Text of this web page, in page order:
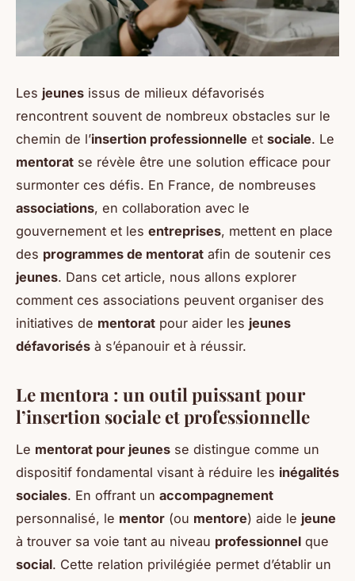
Les jeunes issus de milieux défavorisés
rencontrent souvent de nombreux obstacles sur le
chemin de l’insertion professionnelle et sociale. Le
mentorat se révèle être une solution efficace pour
surmonter ces défis. En France, de nombreuses
associations, en collaboration avec le
gouvernement et les entreprises, mettent en place
des programmes de mentorat afin de soutenir ces
jeunes. Dans cet article, nous allons explorer
comment ces associations peuvent organiser des
initiatives de mentorat pour aider les jeunes
défavorisés à s’épanouir et à réussir.
Le mentora : un outil puissant pour
l’insertion sociale et professionnelle
Le mentorat pour jeunes se distingue comme un
dispositif fondamental visant à réduire les inégalités
sociales. En offrant un accompagnement
personnalisé, le mentor (ou mentore) aide le jeune
à trouver sa voie tant au niveau professionnel que
social. Cette relation privilégiée permet d’établir un